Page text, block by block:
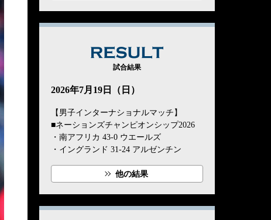
試合結果
2026年7月19日（日）
【男子インターナショナルマッチ】
■ネーションズチャンピオンシップ2026
・南アフリカ 43-0 ウエールズ
・イングランド 31-24 アルゼンチン
他の結果